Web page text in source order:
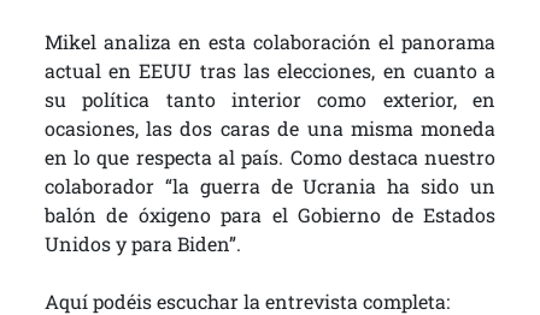
Mikel analiza en esta colaboración el panorama
actual en EEUU tras las elecciones, en cuanto a
su política tanto interior como exterior, en
ocasiones, las dos caras de una misma moneda
en lo que respecta al país. Como destaca nuestro
colaborador “la guerra de Ucrania ha sido un
balón de óxigeno para el Gobierno de Estados
Unidos y para Biden”.
Aquí podéis escuchar la entrevista completa: